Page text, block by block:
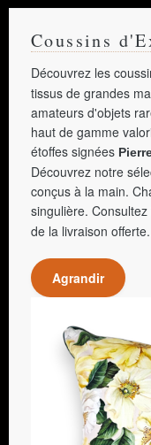
Coussins
Découvrez les
tissus de grandes
amateurs d'objets
haut de gamme
étoffes signées
Découvrez notre
conçus à la main.
singulière.
de la livraison offerte.
Agrandir